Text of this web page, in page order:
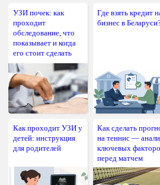
УЗИ почек: как
проходит
обследование, что
показывает и когда
его стоит сделать
Где взять кредит
бизнес в
Как проходит УЗИ у
детей: инструкция
для родителей
Как сделать
на теннис —
ключевых
перед матчем